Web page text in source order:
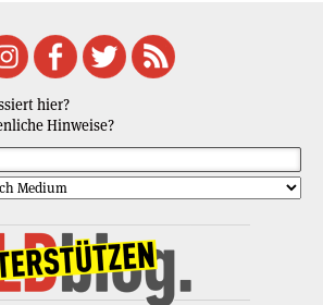
hier?
Hinweise?